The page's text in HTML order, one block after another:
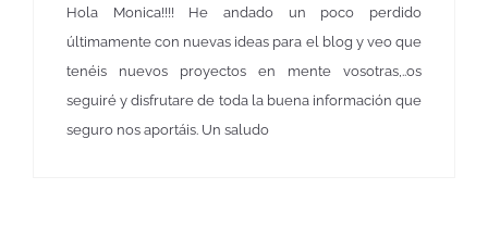
Hola Monica!!!! He andado un poco perdido
últimamente con nuevas ideas para el blog y veo que
tenéis nuevos proyectos en mente vosotras,..os
seguiré y disfrutare de toda la buena información que
seguro nos aportáis. Un saludo